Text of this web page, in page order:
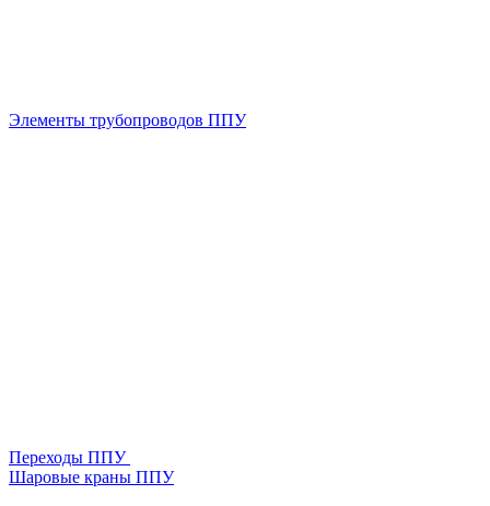
Элементы трубопроводов ППУ
Переходы ППУ
Шаровые краны ППУ